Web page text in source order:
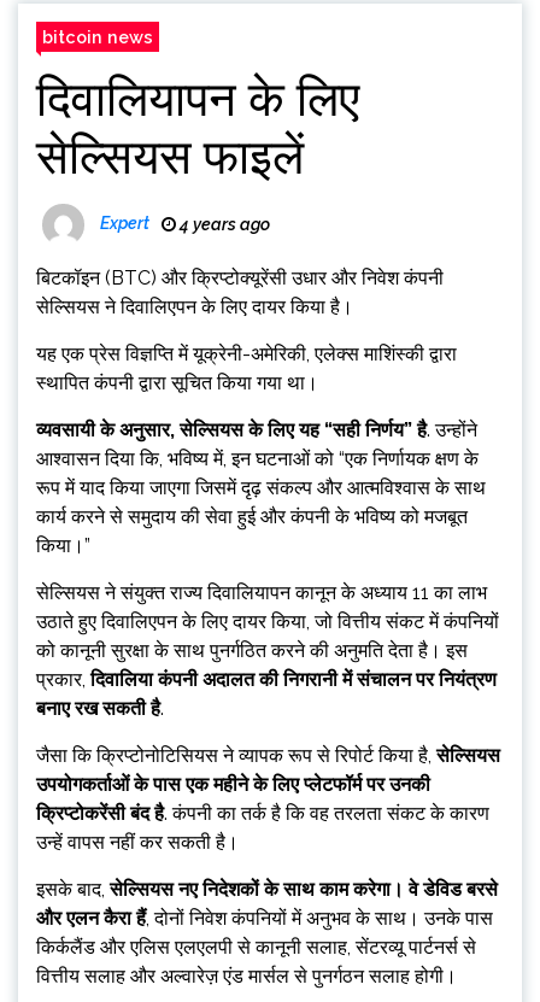
bitcoin news
दिवालियापन के लिए
सेल्सियस फाइलें
Expert 4 years ago
बिटकॉइन (BTC) और क्रिप्टोक्यूरेंसी उधार और निवेश कंपनी
सेल्सियस ने दिवालिएपन के लिए दायर किया है।
यह एक प्रेस विज्ञप्ति में यूक्रेनी-अमेरिकी, एलेक्स माशिंस्की द्वारा
स्थापित कंपनी द्वारा सूचित किया गया था।
व्यवसायी के अनुसार, सेल्सियस के लिए यह “सही निर्णय” है. उन्होंने
आश्वासन दिया कि, भविष्य में, इन घटनाओं को “एक निर्णायक क्षण के
रूप में याद किया जाएगा जिसमें दृढ़ संकल्प और आत्मविश्वास के साथ
कार्य करने से समुदाय की सेवा हुई और कंपनी के भविष्य को मजबूत
किया।”
सेल्सियस ने संयुक्त राज्य दिवालियापन कानून के अध्याय 11 का लाभ
उठाते हुए दिवालिएपन के लिए दायर किया, जो वित्तीय संकट में कंपनियों
को कानूनी सुरक्षा के साथ पुनर्गठित करने की अनुमति देता है। इस
प्रकार,दिवालिया कंपनी अदालत की निगरानी में संचालन पर नियंत्रण
बनाए रख सकती है.
जैसा कि क्रिप्टोनोटिसियस ने व्यापक रूप से रिपोर्ट किया है,सेल्सियस
उपयोगकर्ताओं के पास एक महीने के लिए प्लेटफॉर्म पर उनकी
क्रिप्टोकरेंसी बंद है. कंपनी का तर्क है कि वह तरलता संकट के कारण
उन्हें वापस नहीं कर सकती है।
इसके बाद,सेल्सियस नए निदेशकों के साथ काम करेगा। वे डेविड बरसे
और एलन कैरा हैं, दोनों निवेश कंपनियों में अनुभव के साथ। उनके पास
किर्कलैंड और एलिस एलएलपी से कानूनी सलाह, सेंटरव्यू पार्टनर्स से
वित्तीय सलाह और अल्वारेज़ एंड मार्सल से पुनर्गठन सलाह होगी।